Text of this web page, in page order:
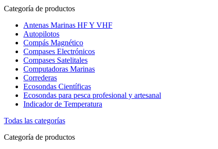
Categoría de productos
Antenas Marinas HF Y VHF
Autopilotos
Compás Magnético
Compases Electrónicos
Compases Satelitales
Computadoras Marinas
Correderas
Ecosondas Científicas
Ecosondas para pesca profesional y artesanal
Indicador de Temperatura
Todas las categorías
Categoría de productos